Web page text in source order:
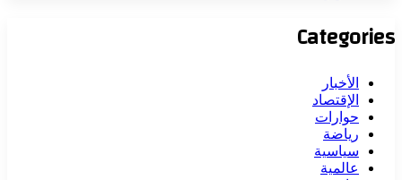
Categories
الأخبار
الإقتصاد
حوارات
رياضة
سياسية
عالمية